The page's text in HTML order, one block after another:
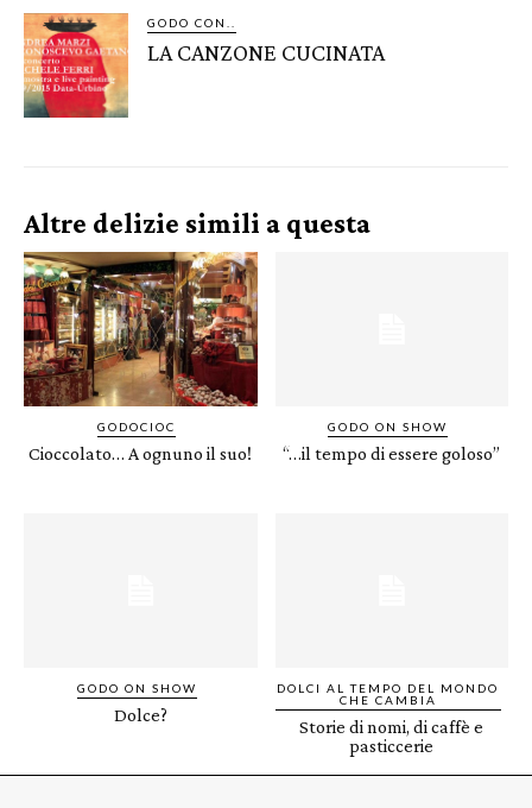
GODO CON..
LA CANZONE CUCINATA
Altre delizie simili a questa
GODOCIOC
Cioccolato… A ognuno il suo!
GODO ON SHOW
“…il tempo di essere goloso”
GODO ON SHOW
Dolce?
DOLCI AL TEMPO DEL MONDO
CHE CAMBIA
Storie di nomi, di caffè e
pasticcerie